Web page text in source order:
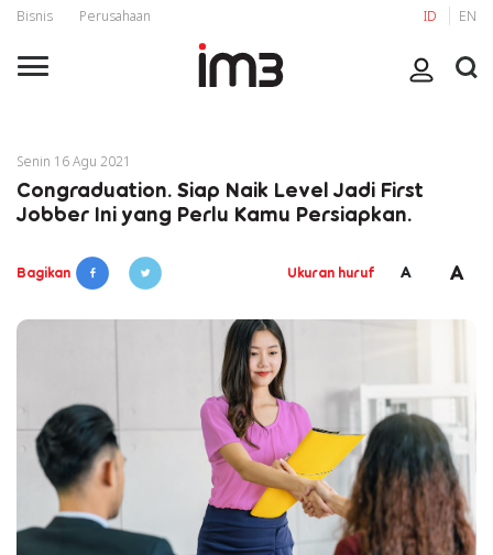
Bisnis Perusahaan ID EN
Senin 16 Agu 2021
Congraduation. Siap Naik Level Jadi First
Jobber Ini yang Perlu Kamu Persiapkan.
Bagikan Ukuran huruf A A